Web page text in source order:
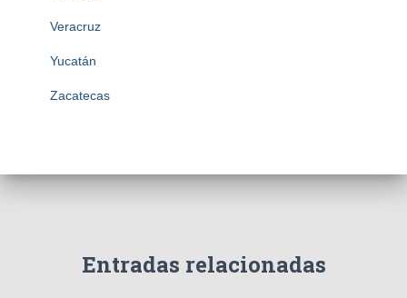
Veracruz
Yucatán
Zacatecas
Entradas relacionadas